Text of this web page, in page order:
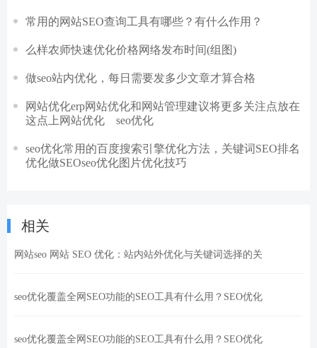
常用的网站SEO查询工具有哪些？有什么作用？
么样农师快速优化价格网络发布时间(组图)
做seo站内优化，每日需要发多少文章才算合格
网站优化erp网站优化和网站管理建议将更多关注点放在
这点上网站优化 seo优化
seo优化常用的百度搜索引擎优化方法，关键词SEO排名
优化做SEOseo优化图片优化技巧
相关
网站seo 网站 SEO 优化：站内站外优化与关键词选择的关
seo优化覆盖全网SEO功能的SEO工具有什么用？SEO优化
seo优化覆盖全网SEO功能的SEO工具有什么用？SEO优化